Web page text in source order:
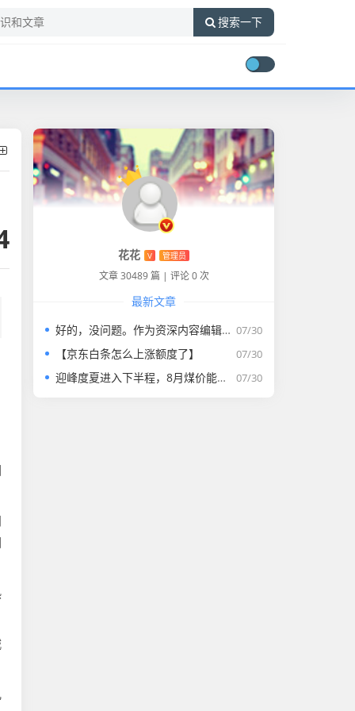
搜索一下
花花 V 管理员
文章 30489 篇 | 评论 0 次
最新文章
07/30
好的，没问题。作为资深内容编辑，我将为您打造一篇符合要求的专业教程文章。
07/30
【京东白条怎么上涨额度了】
07/30
迎峰度夏进入下半程，8月煤价能否走强？